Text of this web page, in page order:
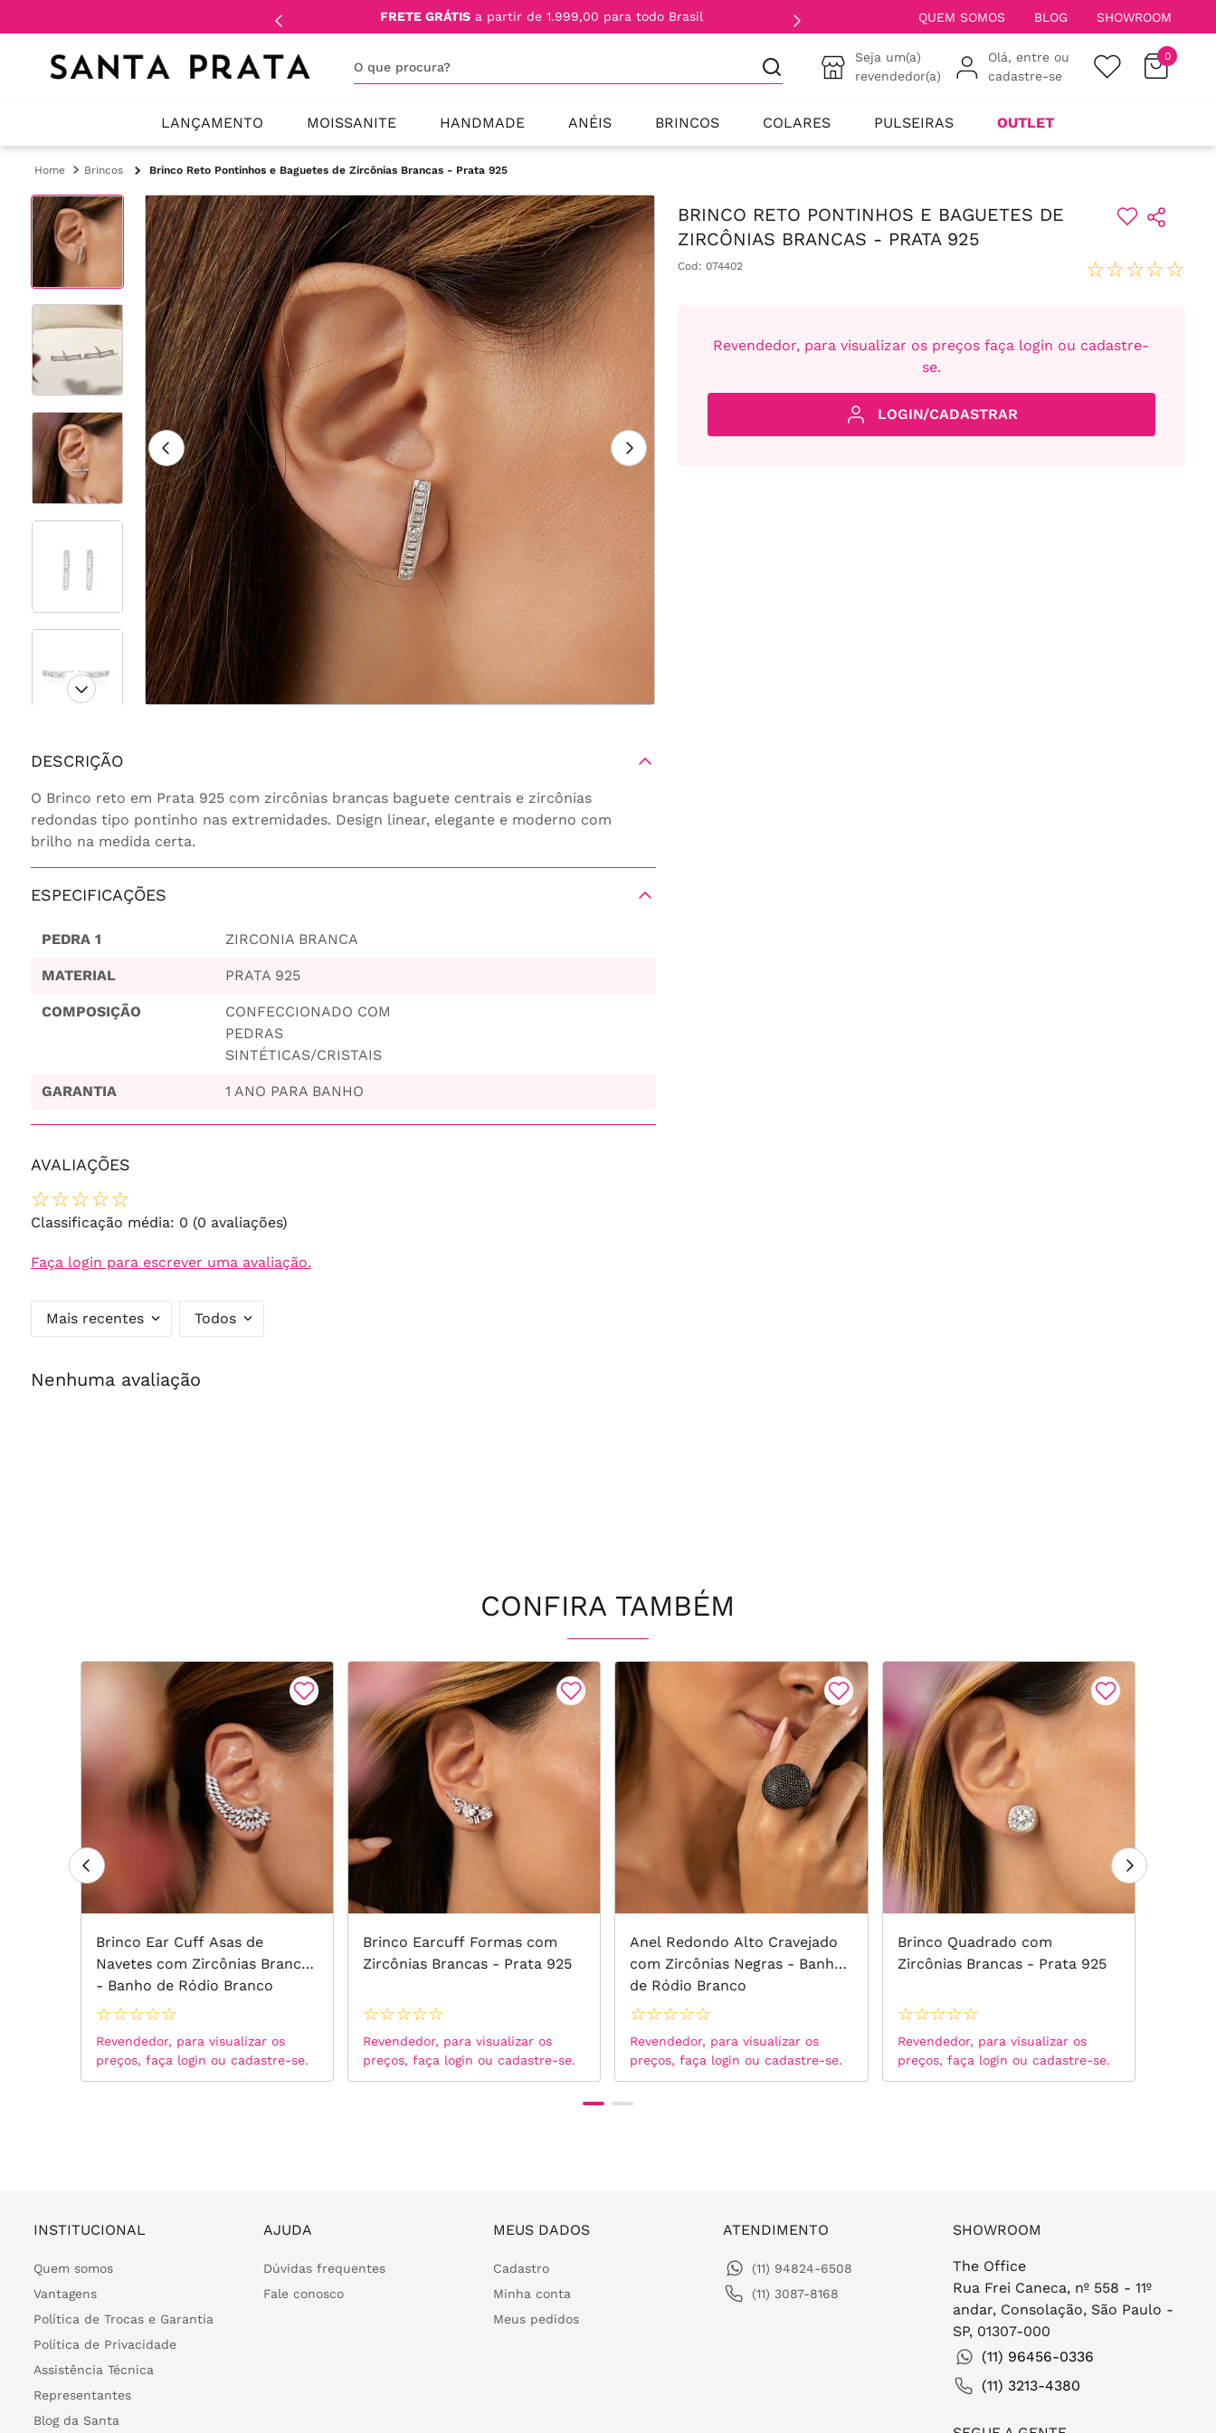
FRETE GRÁTIS a partir de 1.999,00 para todo Brasil QUEM SOMOS BLOG SHOWROOM
Seja um(a)
revendedor(a)
Olá, entre ou
cadastre-se
0
LANÇAMENTO MOISSANITE HANDMADE ANÉIS BRINCOS COLARES PULSEIRAS OUTLET
Brincos Brinco Reto Pontinhos e Baguetes de Zircônias Brancas - Prata 925
DESCRIÇÃO
O Brinco reto em Prata 925 com zircônias brancas baguete centrais e zircônias
redondas tipo pontinho nas extremidades. Design linear, elegante e moderno com
brilho na medida certa.
ESPECIFICAÇÕES
PEDRA 1 ZIRCONIA BRANCA
MATERIAL PRATA 925
COMPOSIÇÃO
CONFECCIONADO COM
PEDRAS
SINTÉTICAS/CRISTAIS
GARANTIA 1 ANO PARA BANHO
AVALIAÇÕES
☆☆☆☆☆
Classificação média: 0 (0 avaliações)
Faça login para escrever uma avaliação.
Mais recentes Todos
Nenhuma avaliação
BRINCO RETO PONTINHOS E BAGUETES DE
ZIRCÔNIAS BRANCAS - PRATA 925
Cod: 074402 ☆☆☆☆☆
Revendedor, para visualizar os preços faça login ou cadastre-
se.
LOGIN/CADASTRAR
CONFIRA TAMBÉM
Brinco Ear Cuff Asas de
Navetes com Zircônias Brancas
- Banho de Ródio Branco
☆☆☆☆☆
Revendedor, para visualizar os
preços, faça login ou cadastre-se.
Brinco Earcuff Formas com
Zircônias Brancas - Prata 925
☆☆☆☆☆
Revendedor, para visualizar os
preços, faça login ou cadastre-se.
Anel Redondo Alto Cravejado
com Zircônias Negras - Banho
de Ródio Branco
☆☆☆☆☆
Revendedor, para visualizar os
preços, faça login ou cadastre-se.
Brinco Quadrado com
Zircônias Brancas - Prata 925
☆☆☆☆☆
Revendedor, para visualizar os
preços, faça login ou cadastre-se.
INSTITUCIONAL
Quem somos
Vantagens
Política de Trocas e Garantia
Política de Privacidade
Assistência Técnica
Representantes
Blog da Santa
AJUDA
Dúvidas frequentes
Fale conosco
MEUS DADOS
Cadastro
Minha conta
Meus pedidos
ATENDIMENTO
(11) 94824-6508
(11) 3087-8168
SHOWROOM
The Office
Rua Frei Caneca, nº 558 - 11º
andar, Consolação, São Paulo -
SP, 01307-000
(11) 96456-0336
(11) 3213-4380